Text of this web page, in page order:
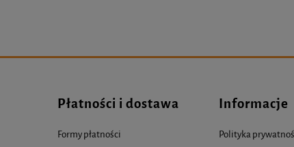
Płatności i dostawa
Formy płatności
Informacje
Polityka